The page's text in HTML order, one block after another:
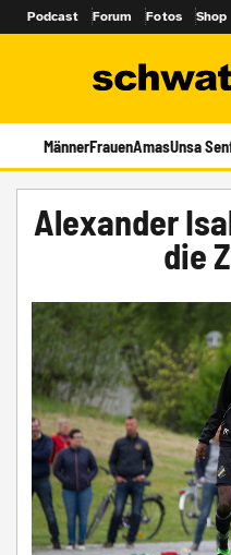
Podcast Forum Fotos Shop
MännerFrauenAmasUnsa
Alexander
die